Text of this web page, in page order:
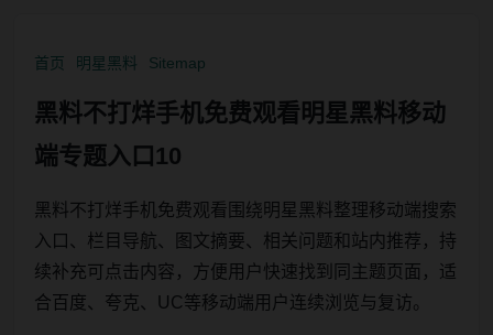
首页 明星黑料 Sitemap
黑料不打烊手机免费观看明星黑料移动
端专题入口10
黑料不打烊手机免费观看围绕明星黑料整理移动端搜索
入口、栏目导航、图文摘要、相关问题和站内推荐，持
续补充可点击内容，方便用户快速找到同主题页面，适
合百度、夸克、UC等移动端用户连续浏览与复访。